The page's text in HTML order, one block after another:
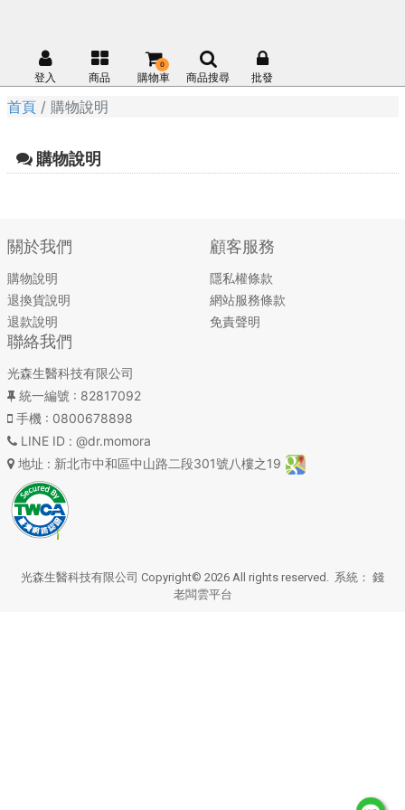
登入 商品 購物車
0
商品搜尋 批發
首頁 購物說明
購物說明
關於我們
購物說明
退換貨說明
退款說明
顧客服務
隱私權條款
網站服務條款
免責聲明
聯絡我們
光森生醫科技有限公司
統一編號 : 82817092
手機 : 0800678898
LINE ID : @dr.momora
地址 : 新北市中和區中山路二段301號八樓之19
光森生醫科技有限公司 Copyright© 2026 All rights reserved. 系統： 錢
老闆雲平台